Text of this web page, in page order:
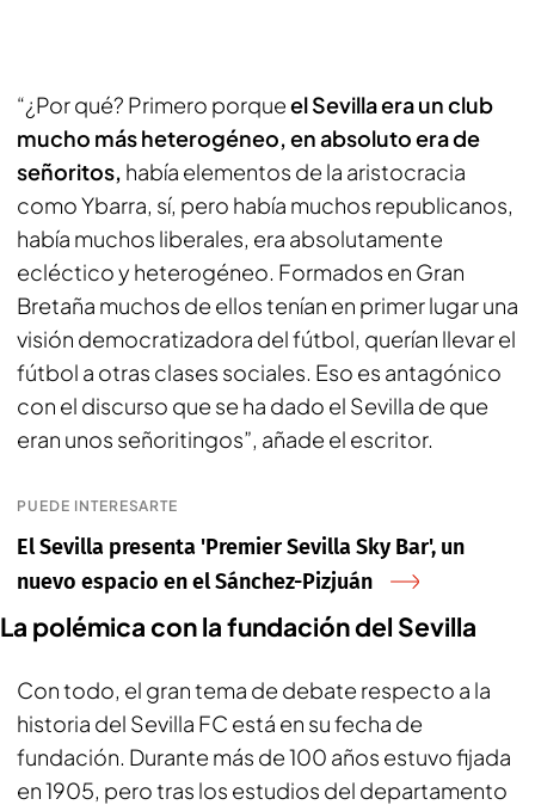
“¿Por qué? Primero porqueel Sevilla era un club
mucho más heterogéneo, en absoluto era de
señoritos, había elementos de la aristocracia
como Ybarra, sí, pero había muchos republicanos,
había muchos liberales, era absolutamente
ecléctico y heterogéneo. Formados en Gran
Bretaña muchos de ellos tenían en primer lugar una
visión democratizadora del fútbol, querían llevar el
fútbol a otras clases sociales. Eso es antagónico
con el discurso que se ha dado el Sevilla de que
eran unos señoritingos”, añade el escritor.
PUEDE INTERESARTE
El Sevilla presenta 'Premier Sevilla Sky Bar', un
nuevo espacio en el Sánchez-Pizjuán
La polémica con la fundación del Sevilla
Con todo, el gran tema de debate respecto a la
historia del Sevilla FC está en su fecha de
fundación. Durante más de 100 años estuvo fijada
en 1905, pero tras los estudios del departamento